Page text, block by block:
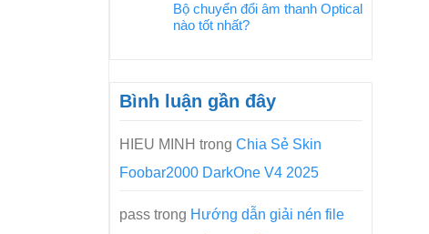
Bộ chuyển đổi âm thanh Optical
nào tốt nhất?
Bình luận gần đây
HIEU MINH trong Chia Sẻ Skin
Foobar2000 DarkOne V4 2025
pass trong Hướng dẫn giải nén file